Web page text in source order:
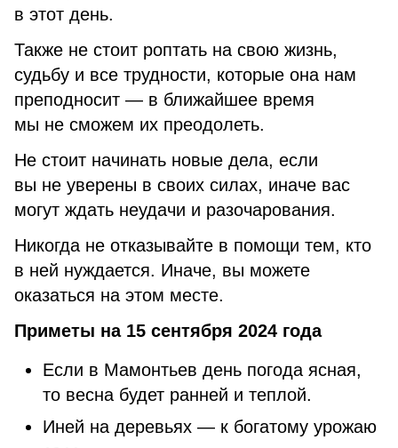
в этот день.
Также не стоит роптать на свою жизнь,
судьбу и все трудности, которые она нам
преподносит — в ближайшее время
мы не сможем их преодолеть.
Не стоит начинать новые дела, если
вы не уверены в своих силах, иначе вас
могут ждать неудачи и разочарования.
Никогда не отказывайте в помощи тем, кто
в ней нуждается. Иначе, вы можете
оказаться на этом месте.
Приметы на 15 сентября 2024 года
Если в Мамонтьев день погода ясная,
то весна будет ранней и теплой.
Иней на деревьях — к богатому урожаю